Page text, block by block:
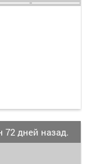
72 дней назад.